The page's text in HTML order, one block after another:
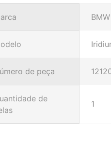
BMW
de peça
de
1